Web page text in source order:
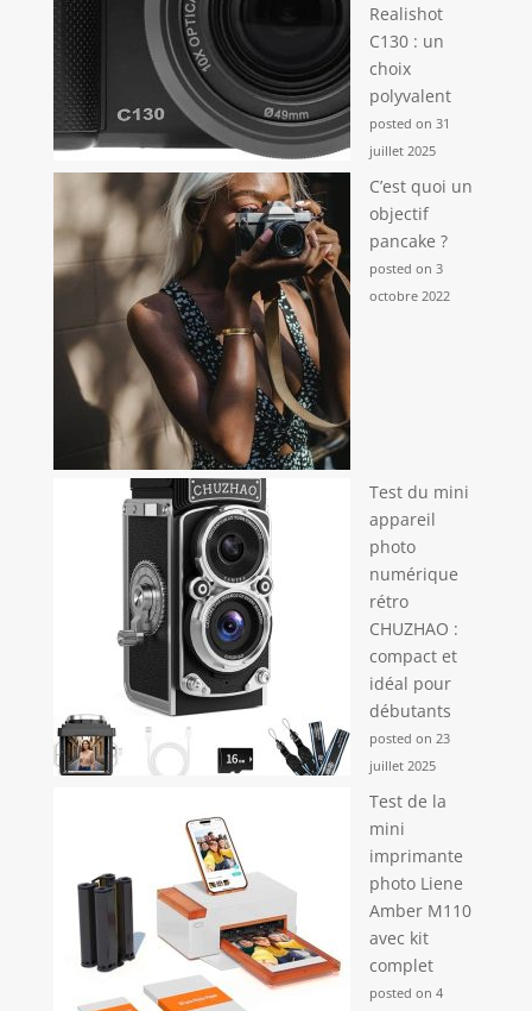
Realishot
C130 : un
choix
polyvalent
posted on 31
juillet 2025
C’est quoi un
objectif
pancake ?
posted on 3
octobre 2022
Test du mini
appareil
photo
numérique
rétro
CHUZHAO :
compact et
idéal pour
débutants
posted on 23
juillet 2025
Test de la
mini
imprimante
photo Liene
Amber M110
avec kit
complet
posted on 4